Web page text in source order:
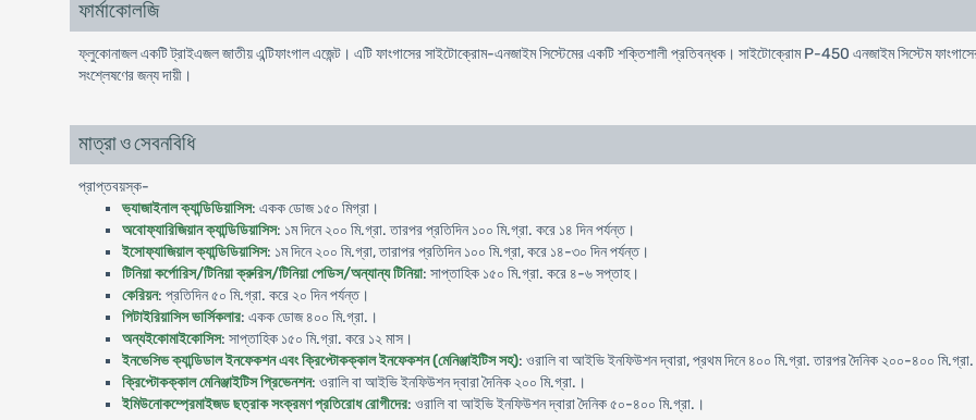
ফার্মাকোলজি
ফ্লুকোনাজল একটি ট্রাইএজল জাতীয় এন্টিফাংগাল এজেন্ট। এটি ফাংগাসের সাইটোক্রোম-এনজাইম সিস্টেমের একটি শক্তিশালী প্রতিবন্ধক। সাইটোক্রোম P-450 এনজাইম সিস্টেম
সংশ্লেষণের জন্য দায়ী।
মাত্রা ও সেবনবিধি
প্রাপ্তবয়স্ক-
ভ্যাজাইনাল ক্যান্ডিডিয়াসিস: একক ডোজ ১৫০ মিগ্রা।
অবোফ্যারিজিয়ান ক্যান্ডিডিয়াসিস: ১ম দিনে ২০০ মি.গ্রা. তারপর প্রতিদিন ১০০ মি.গ্রা. করে ১৪ দিন পর্যন্ত।
ইসোফ্যাজিয়াল ক্যান্ডিডিয়াসিস: ১ম দিনে ২০০ মি.গ্রা, তারাপর প্রতিদিন ১০০ মি.গ্রা, করে ১৪-৩০ দিন পর্যন্ত।
টিনিয়া কর্পোরিস/টিনিয়া ক্রুরিস/টিনিয়া পেডিস/অন্যান্য টিনিয়া: সাপ্তাহিক ১৫০ মি.গ্রা. করে ৪-৬ সপ্তাহ।
কেরিয়ন: প্রতিদিন ৫০ মি.গ্রা. করে ২০ দিন পর্যন্ত।
পিটাইরিয়াসিস ভার্সিকলার: একক ডোজ ৪০০ মি.গ্রা.।
অন্যইকোমাইকোসিস: সাপ্তাহিক ১৫০ মি.গ্রা. করে ১২ মাস।
ইনভেসিভ ক্যান্ডিডাল ইনফেকশন এবং ক্রিপ্টোকক্কাল ইনফেকশন (মেনিঞ্জাইটিস সহ): ওরালি বা আইভি ইনফিউশন দ্বারা, প্রথম দিনে ৪০০ মি.গ্রা. তারপর দৈনিক ২০০-৪০০
ক্রিপ্টোকক্কাল মেনিঞ্জাইটিস প্রিভেনশন: ওরালি বা আইভি ইনফিউশন দ্বারা দৈনিক ২০০ মি.গ্রা.।
ইমিউনোকম্প্রেমাইজড ছত্রাক সংক্রমণ প্রতিরোধ রোগীদের: ওরালি বা আইভি ইনফিউশন দ্বারা দৈনিক ৫০-৪০০ মি.গ্রা.।